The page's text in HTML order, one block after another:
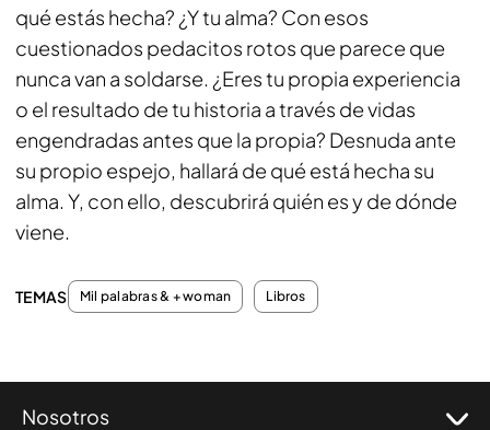
qué estás hecha? ¿Y tu alma? Con esos
cuestionados pedacitos rotos que parece que
nunca van a soldarse. ¿Eres tu propia experiencia
o el resultado de tu historia a través de vidas
engendradas antes que la propia? Desnuda ante
su propio espejo, hallará de qué está hecha su
alma. Y, con ello, descubrirá quién es y de dónde
viene.
TEMAS Mil palabras & + woman Libros
Nosotros